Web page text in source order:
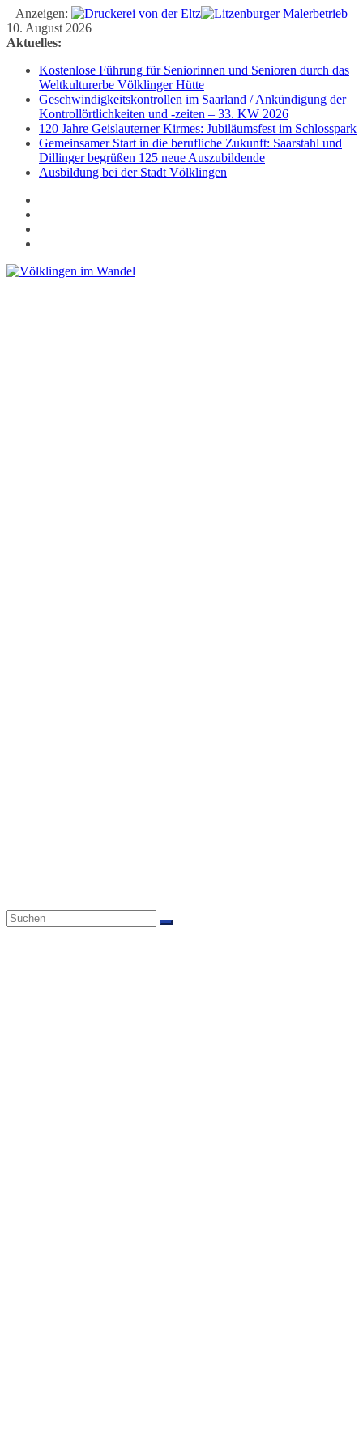
Anzeigen:
Zum
Inhalt
10. August 2026
Aktuelles:
Kostenlose Führung für Seniorinnen und Senioren durch das
Weltkulturerbe Völklinger Hütte
Geschwindigkeitskontrollen im Saarland / Ankündigung der
Kontrollörtlichkeiten und -zeiten – 33. KW 2026
120 Jahre Geislauterner Kirmes: Jubiläumsfest im Schlosspark
Gemeinsamer Start in die berufliche Zukunft: Saarstahl und
Dillinger begrüßen 125 neue Auszubildende
Ausbildung bei der Stadt Völklingen